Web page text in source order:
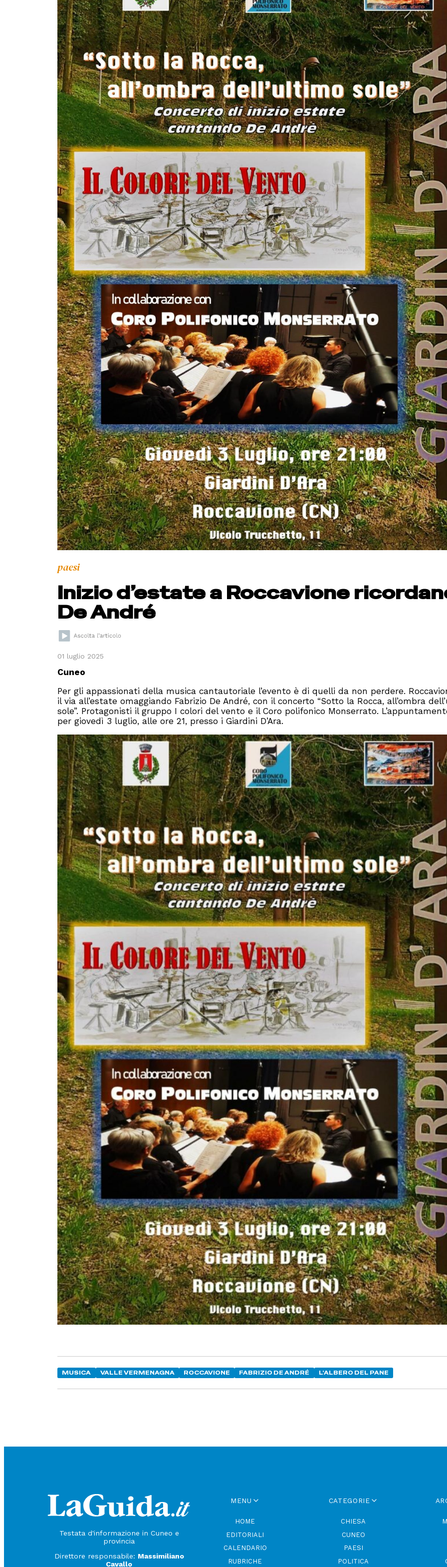
paesi
Inizio d’estate a Roccavione
De André
01 luglio 2025
Cuneo
Per gli appassionati della musica cantautoriale l’evento è di quelli da non perdere.
il via all’estate omaggiando Fabrizio De André, con il concerto “Sotto la Rocca, all’ombra
sole”. Protagonisti il gruppo I colori del vento e il Coro polifonico Monserrato.
per giovedì 3 luglio, alle ore 21, presso i Giardini D’Ara.
MUSICA VALLE VERMENAGNA ROCCAVIONE FABRIZIO DE ANDRÉ L'ALBERO DEL PANE
Testata d'informazione in Cuneo e
provincia
Direttore responsabile: Massimiliano
Cavallo
MENU
HOME
EDITORIALI
CALENDARIO
RUBRICHE
CATEGORIE
CHIESA
CUNEO
PAESI
POLITICA